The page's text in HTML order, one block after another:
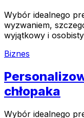
Wybór idealnego
wyzwaniem,
wyjątkowy i
Biznes
chłopaka
Wybór idealnego